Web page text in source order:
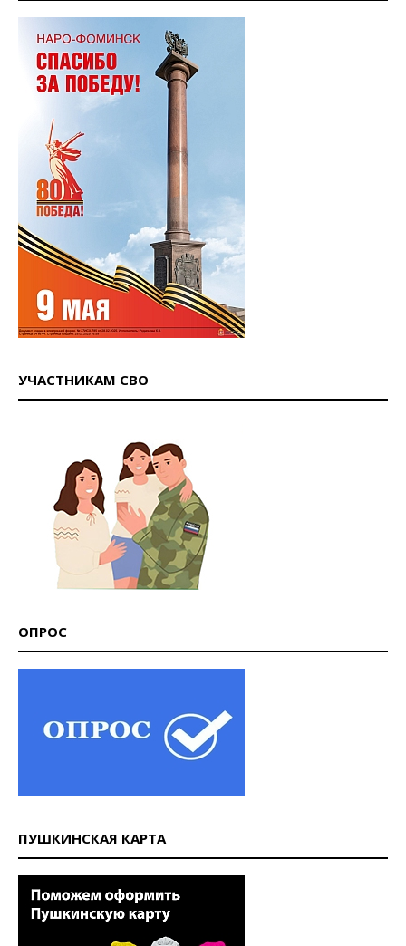
УЧАСТНИКАМ СВО
ОПРОС
ПУШКИНСКАЯ КАРТА